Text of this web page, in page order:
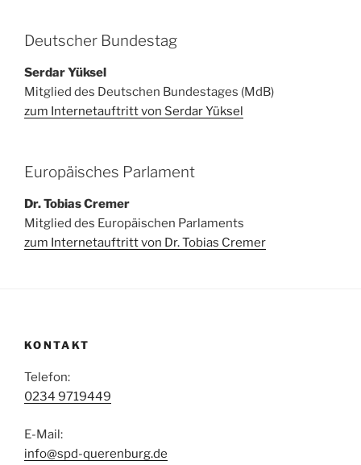
Deutscher Bundestag
Serdar Yüksel
Mitglied des Deutschen Bundestages (MdB)
zum Internetauftritt von Serdar Yüksel
Europäisches Parlament
Dr. Tobias Cremer
Mitglied des Europäischen Parlaments
zum Internetauftritt von Dr. Tobias Cremer
KONTAKT
Telefon:
0234 9719449
E-Mail:
info@spd-querenburg.de